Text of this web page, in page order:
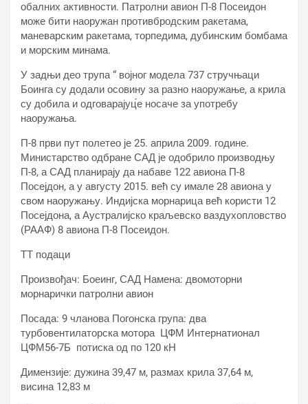
обалних активности. Патролни авион П-8 Посеидон
може бити наоружан противбродским ракетама,
маневарским ракетама, торпедима, дубинским бомбама
и морским минама.
У задњи део трупа “ војног модела 737 стручњаци
Боинга су додали осовину за разно наоружање, а крила
су добила и одговарајуц́е носаче за употребу
наоружања.
П-8 први пут полетео је 25. априла 2009. године.
Министарство одбране САД је одобрило производњу
П-8, а САД планирају да набаве 122 авиона П-8
Посејдон, а у августу 2015. већ су имале 28 авиона у
свом наоружању. Индијска морнарица већ користи 12
Посејдона, а Аустралијско краљевско ваздухопловство
(РААФ) 8 авиона П-8 Посеидон.
ТТ подаци
Произвођач: Боеинг, САД Намена: двомоторни
морнарички патролни авион
Посада: 9 чланова Погонска група: два
турбовентилаторска мотора ЦФМ Интернатионал
ЦФМ56-7Б потиска од по 120 кН
Димензије: дужина 39,47 м, размах крила 37,64 м,
висина 12,83 м